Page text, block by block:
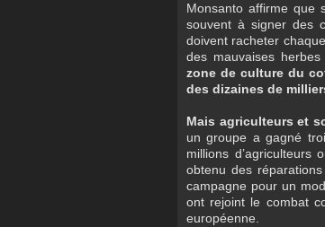
Monsanto affirme que
souvent à signer des
doivent racheter
des mauvaises herbes
zone de culture du
des dizaines de
Mais agriculteurs et
un groupe a gagné
millions d’agriculteurs
obtenu des
campagne pour un
ont rejoint le combat
européenne.